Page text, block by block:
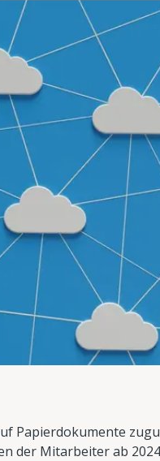
Papierdokumente
der Mitarbeiter ab